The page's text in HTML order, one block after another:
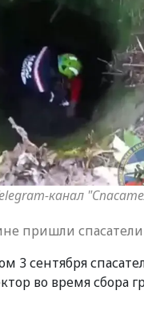
канал
пришли
3 сентября
во время сбора